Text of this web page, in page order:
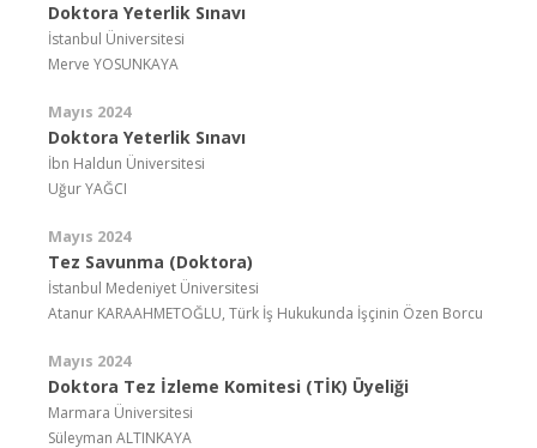
Doktora Yeterlik Sınavı
İstanbul Üniversitesi
Merve YOSUNKAYA
Mayıs 2024
Doktora Yeterlik Sınavı
İbn Haldun Üniversitesi
Uğur YAĞCI
Mayıs 2024
Tez Savunma (Doktora)
İstanbul Medeniyet Üniversitesi
Atanur KARAAHMETOĞLU, Türk İş Hukukunda İşçinin Özen Borcu
Mayıs 2024
Doktora Tez İzleme Komitesi (TİK) Üyeliği
Marmara Üniversitesi
Süleyman ALTINKAYA